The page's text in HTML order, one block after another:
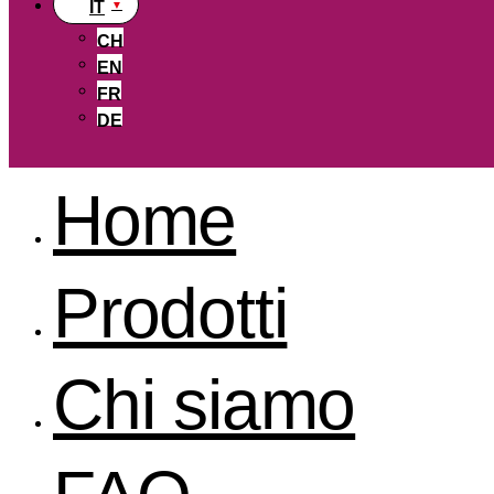
IT
CH
EN
FR
DE
Home
Prodotti
Chi siamo